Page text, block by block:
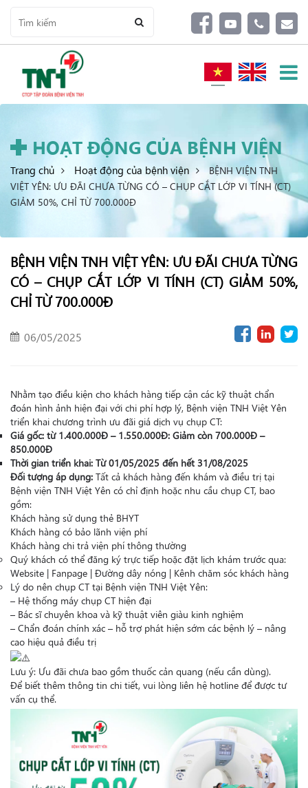
HOẠT ĐỘNG CỦA BỆNH VIỆN
Trang chủ Hoạt động của bệnh viện
BỆNH VIỆN TNH
VIỆT YÊN: ƯU ĐÃI CHƯA TỪNG CÓ – CHỤP CẮT LỚP VI TÍNH (CT)
GIẢM 50%, CHỈ TỪ 700.000Đ
BỆNH VIỆN TNH VIỆT YÊN: ƯU ĐÃI CHƯA TỪNG
CÓ – CHỤP CẮT LỚP VI TÍNH (CT) GIẢM 50%,
CHỈ TỪ 700.000Đ
06/05/2025
Nhằm tạo điều kiện cho khách hàng tiếp cận các kỹ thuật chẩn
đoán hình ảnh hiện đại với chi phí hợp lý, Bệnh viện TNH Việt Yên
triển khai chương trình ưu đãi giá dịch vụ chụp CT:
Giá gốc: từ 1.400.000Đ – 1.550.000Đ: Giảm còn 700.000Đ –
850.000Đ
Thời gian triển khai: Từ 01/05/2025 đến hết 31/08/2025
Đối tượng áp dụng: Tất cả khách hàng đến khám và điều trị tại
Bệnh viện TNH Việt Yên có chỉ định hoặc nhu cầu chụp CT, bao
gồm:
Khách hàng sử dụng thẻ BHYT
Khách hàng có bảo lãnh viện phí
Khách hàng chi trả viện phí thông thường
Quý khách có thể đăng ký trực tiếp hoặc đặt lịch khám trước qua:
Website | Fanpage | Đường dây nóng | Kênh chăm sóc khách hàng
Lý do nên chụp CT tại Bệnh viện TNH Việt Yên:
– Hệ thống máy chụp CT hiện đại
– Bác sĩ chuyên khoa và kỹ thuật viên giàu kinh nghiệm
– Chẩn đoán chính xác – hỗ trợ phát hiện sớm các bệnh lý – nâng
cao hiệu quả điều trị
Lưu ý: Ưu đãi chưa bao gồm thuốc cản quang (nếu cần dùng).
Để biết thêm thông tin chi tiết, vui lòng liên hệ hotline để được tư
vấn cụ thể.